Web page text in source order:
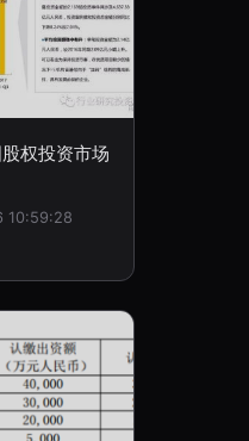
权投资市场
10:59:28